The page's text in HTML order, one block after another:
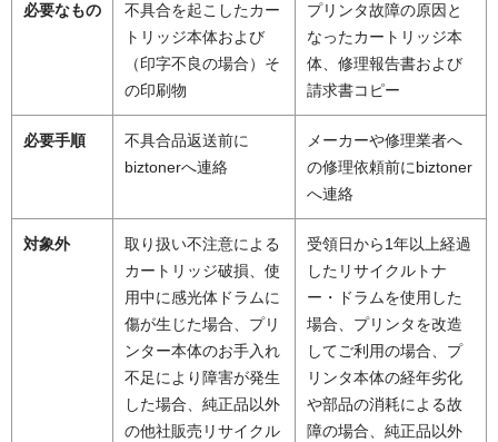
必要なもの
不具合を起こしたカー
トリッジ本体および
（印字不良の場合）そ
の印刷物
プリンタ故障の原因と
なったカートリッジ本
体、修理報告書および
請求書コピー
必要手順
不具合品返送前に
biztonerへ連絡
メーカーや修理業者へ
の修理依頼前にbiztoner
へ連絡
対象外
取り扱い不注意による
カートリッジ破損、使
用中に感光体ドラムに
傷が生じた場合、プリ
ンター本体のお手入れ
不足により障害が発生
した場合、純正品以外
の他社販売リサイクル
受領日から1年以上経過
したリサイクルトナ
ー・ドラムを使用した
場合、プリンタを改造
してご利用の場合、プ
リンタ本体の経年劣化
や部品の消耗による故
障の場合、純正品以外